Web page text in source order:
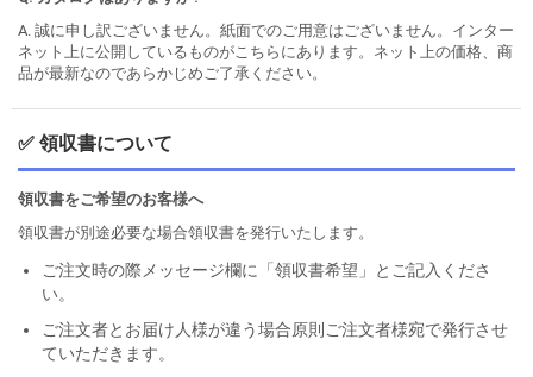
A. 誠に申し訳ございません。紙面でのご用意はございません。インター
ネット上に公開しているものがこちらにあります。ネット上の価格、商
品が最新なのであらかじめご了承ください。
✅ 領収書について
領収書をご希望のお客様へ
領収書が別途必要な場合領収書を発行いたします。
ご注文時の際メッセージ欄に「領収書希望」とご記入くださ
い。
ご注文者とお届け人様が違う場合原則ご注文者様宛で発行させ
ていただきます。